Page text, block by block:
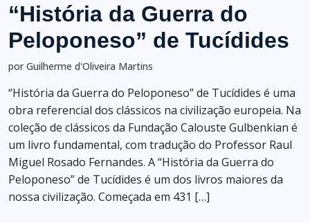
“História da Guerra do
Peloponeso” de Tucídides
por Guilherme d'Oliveira Martins
“História da Guerra do Peloponeso” de Tucídides é uma
obra referencial dos clássicos na civilização europeia. Na
coleção de clássicos da Fundação Calouste Gulbenkian é
um livro fundamental, com tradução do Professor Raul
Miguel Rosado Fernandes. A “História da Guerra do
Peloponeso” de Tucídides é um dos livros maiores da
nossa civilização. Começada em 431 […]